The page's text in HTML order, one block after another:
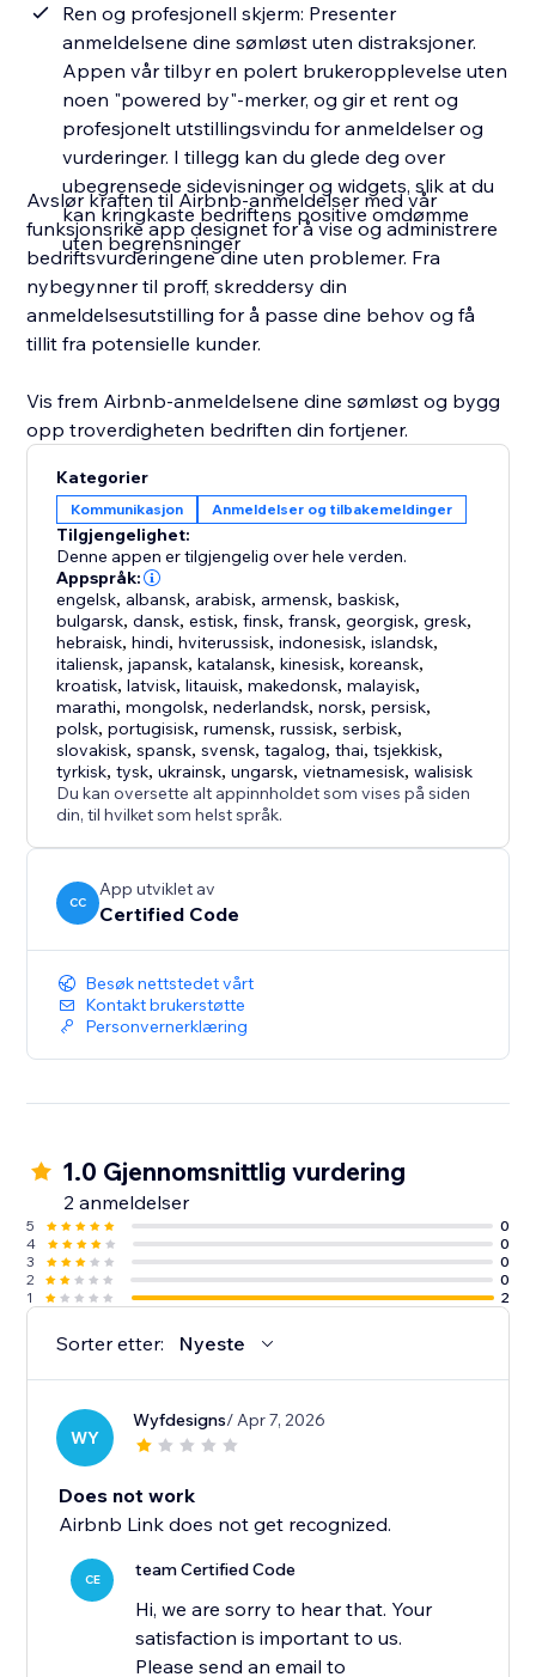
Ren og profesjonell skjerm: Presenter
anmeldelsene dine sømløst uten distraksjoner.
Appen vår tilbyr en polert brukeropplevelse uten
noen "powered by"-merker, og gir et rent og
profesjonelt utstillingsvindu for anmeldelser og
vurderinger. I tillegg kan du glede deg over
ubegrensede sidevisninger og widgets, slik at du
kan kringkaste bedriftens positive omdømme
uten begrensninger
Avslør kraften til Airbnb-anmeldelser med vår
funksjonsrike app designet for å vise og administrere
bedriftsvurderingene dine uten problemer. Fra
nybegynner til proff, skreddersy din
anmeldelsesutstilling for å passe dine behov og få
tillit fra potensielle kunder.
Vis frem Airbnb-anmeldelsene dine sømløst og bygg
opp troverdigheten bedriften din fortjener.
Kategorier
Kommunikasjon Anmeldelser og tilbakemeldinger
Tilgjengelighet:
Denne appen er tilgjengelig over hele verden.
Appspråk:
engelsk, albansk, arabisk, armensk,baskisk,
bulgarsk,dansk,estisk,finsk,fransk,georgisk,gresk,
hebraisk,hindi,hviterussisk,indonesisk,islandsk,
italiensk,japansk,katalansk,kinesisk,koreansk,
kroatisk,latvisk,litauisk,makedonsk,malayisk,
marathi,mongolsk,nederlandsk,norsk,persisk,
polsk,portugisisk,rumensk,russisk,serbisk,
slovakisk,spansk,svensk,tagalog,thai,tsjekkisk,
tyrkisk,tysk,ukrainsk,ungarsk,vietnamesisk,walisisk
Du kan oversette alt appinnholdet som vises på siden
din, til hvilket som helst språk.
CC
App utviklet av
Certified Code
Besøk nettstedet vårt
Kontakt brukerstøtte
Personvernerklæring
1.0 Gjennomsnittlig vurdering
2 anmeldelser
5
0
4
0
3
0
2
0
1
2
Sorter etter: Nyeste
WY
Wyfdesigns/ Apr 7, 2026
Does not work
Airbnb Link does not get recognized.
CE team Certified Code
Hi, we are sorry to hear that. Your
satisfaction is important to us.
Please send an email to